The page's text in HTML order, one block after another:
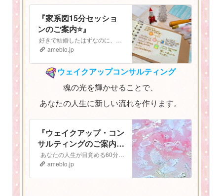
『家系図15分セッショ
ンのご案内⭐️』
ameblo.jp
ウェイクアップコンサルティング
魂の光を輝かせることで、
あなたの人生に新しい流れを作ります。
『ウェイクアップ・コン
サルティングのご案内
⭐️』
ameblo.jp